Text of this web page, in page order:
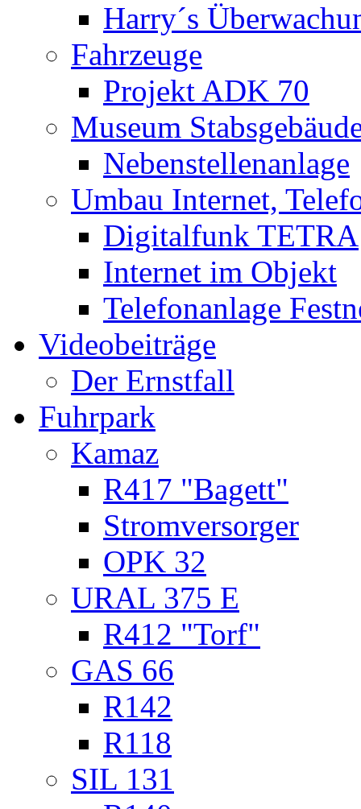
Harry´s
Fahrzeuge
Projekt ADK 70
Museum
Nebenstellenanlage
Umbau Internet,
Digitalfunk TETRA
Internet im Objekt
Telefonanlage
Videobeiträge
Der Ernstfall
Fuhrpark
Kamaz
R417 "Bagett"
Stromversorger
OPK 32
URAL 375 E
R412 "Torf"
GAS 66
R142
R118
SIL 131